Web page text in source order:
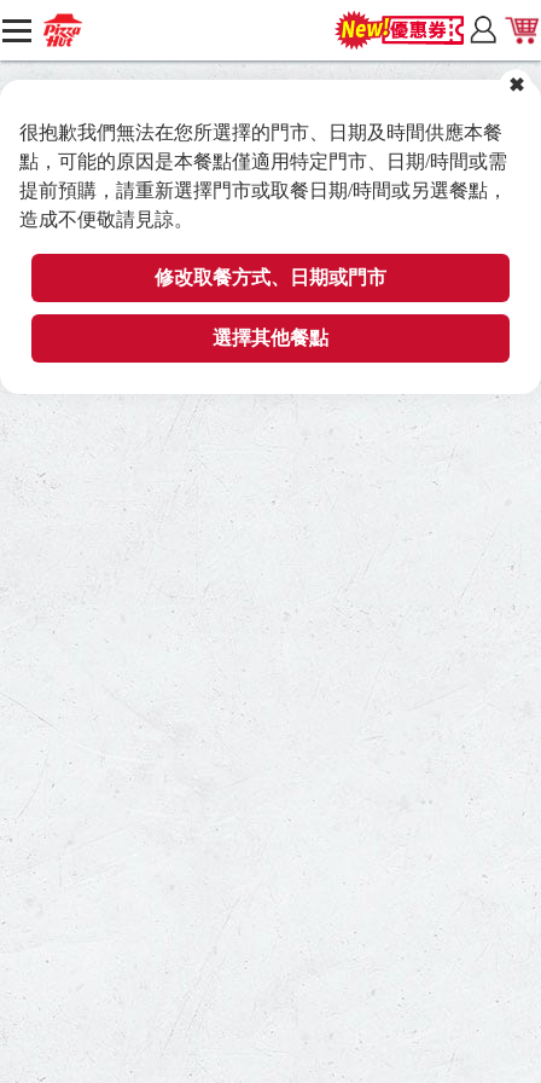
很抱歉我們無法在您所選擇的門市、日期及時間供應本餐
點，可能的原因是本餐點僅適用特定門市、日期/時間或需
提前預購，請重新選擇門市或取餐日期/時間或另選餐點，
造成不便敬請見諒。
修改取餐方式、日期或門市
選擇其他餐點